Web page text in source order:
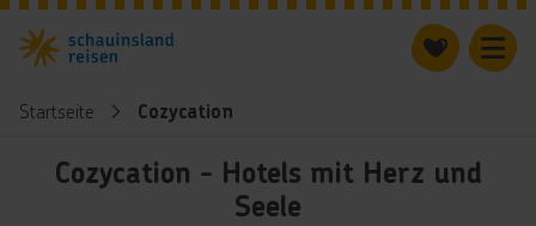
Startseite Cozycation
Cozycation - Hotels mit Herz und
Seele